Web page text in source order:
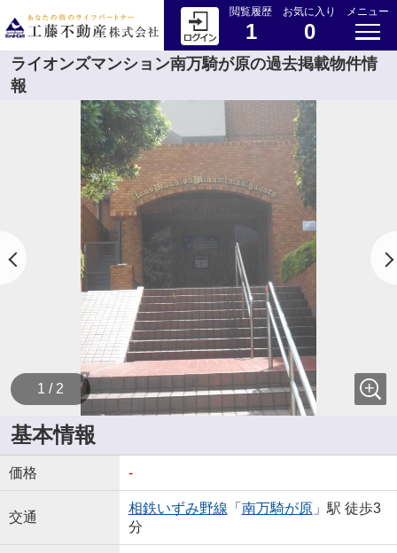
閲覧履歴
1
お気に入り
0
メニュー
ライオンズマンション南万騎が原の過去掲載物件情
報
1 / 2
基本情報
価格 -
交通
相鉄いずみ野線 「 南万騎が原」駅 徒歩3
分